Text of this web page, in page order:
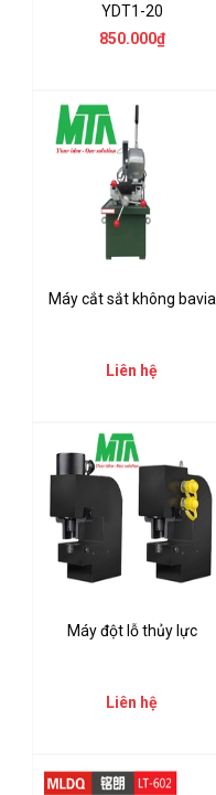
YDT1-20
850.000₫
Máy cắt sắt không bavia
Liên hệ
Máy đột lỗ thủy lực
Liên hệ